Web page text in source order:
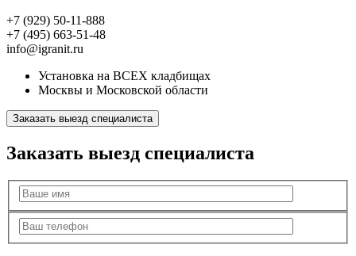
+7 (929) 50-11-888
+7 (495) 663-51-48
info@igranit.ru
Установка на ВСЕХ кладбищах
Москвы и Московской области
Заказать выезд специалиста
Заказать выезд специалиста